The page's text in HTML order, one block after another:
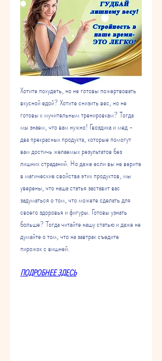
Хотите похудеть, но не готовы пожертвовать
вкусной едой? Хотите снизить вес, но не
готовы к мучительным тренировкам? Тогда
мы знаем, что вам нужно! Гвоздика и мед -
два прекрасных продукта, которые помогут
вам достичь желаемых результатов без
лишних страданий. Но даже если вы не верите
в магические свойства этих продуктов, мы
уверены, что наша статья заставит вас
задуматься о том, что можете сделать для
своего здоровья и фигуры. Готовы узнать
больше? Тогда читайте нашу статью и даже не
думайте о том, что на завтрак съедите
пирожок с вишней.
ПОДРОБНЕЕ ЗДЕСЬ